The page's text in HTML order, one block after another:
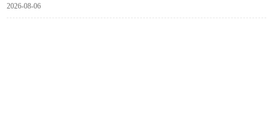
2026-08-06